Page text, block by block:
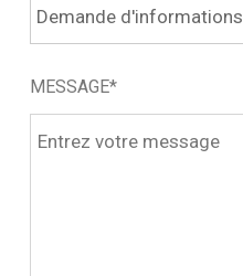
MESSAGE*